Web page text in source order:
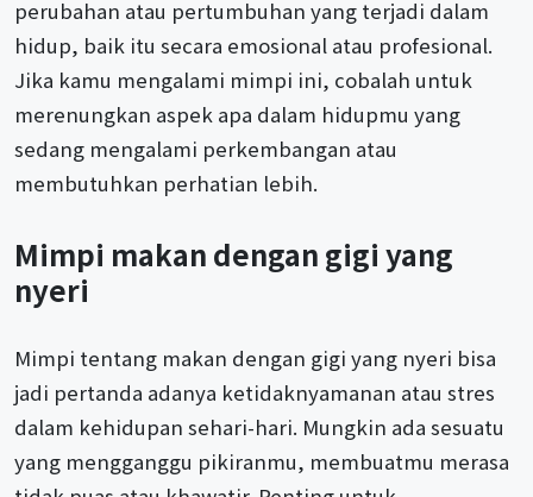
perubahan atau pertumbuhan yang terjadi dalam
hidup, baik itu secara emosional atau profesional.
Jika kamu mengalami mimpi ini, cobalah untuk
merenungkan aspek apa dalam hidupmu yang
sedang mengalami perkembangan atau
membutuhkan perhatian lebih.
Mimpi makan dengan gigi yang
nyeri
Mimpi tentang makan dengan gigi yang nyeri bisa
jadi pertanda adanya ketidaknyamanan atau stres
dalam kehidupan sehari-hari. Mungkin ada sesuatu
yang mengganggu pikiranmu, membuatmu merasa